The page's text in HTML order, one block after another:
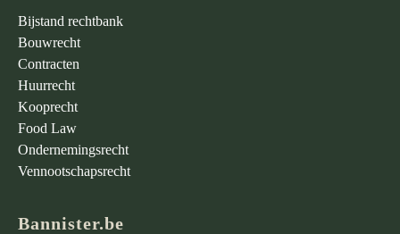
Bijstand rechtbank
Bouwrecht
Contracten
Huurrecht
Kooprecht
Food Law
Ondernemingsrecht
Vennootschapsrecht
Bannister.be